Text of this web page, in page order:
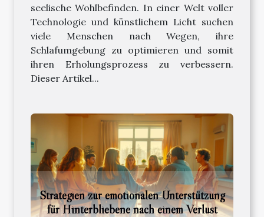
seelische Wohlbefinden. In einer Welt voller
Technologie und künstlichem Licht suchen
viele Menschen nach Wegen, ihre
Schlafumgebung zu optimieren und somit
ihren Erholungsprozess zu verbessern.
Dieser Artikel...
Strategien zur emotionalen Unterstützung
für Hinterbliebene nach einem Verlust